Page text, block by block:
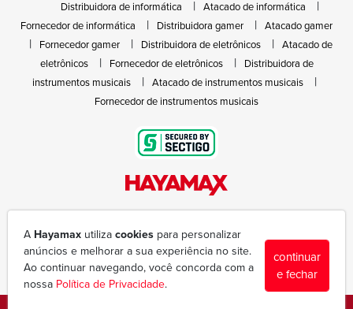
Distribuidora de informática
Atacado de informática
Fornecedor de informática
Distribuidora gamer
Atacado gamer
Fornecedor gamer
Distribuidora de eletrônicos
Atacado de
eletrônicos
Fornecedor de eletrônicos
Distribuidora de
instrumentos musicais
Atacado de instrumentos musicais
Fornecedor de instrumentos musicais
(43) 3377-6600
hayamax@hayamax.com.br
Segunda à sexta das 8:00 às 18:00
A Hayamax utiliza cookies para personalizar
anúncios e melhorar a sua experiência no site.
Ao continuar navegando, você concorda com a
nossa Política de Privacidade.
continuar
e fechar